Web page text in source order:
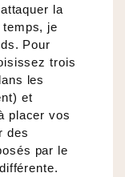
la
je
Pour
trois
les
et
placer vos
des
par le